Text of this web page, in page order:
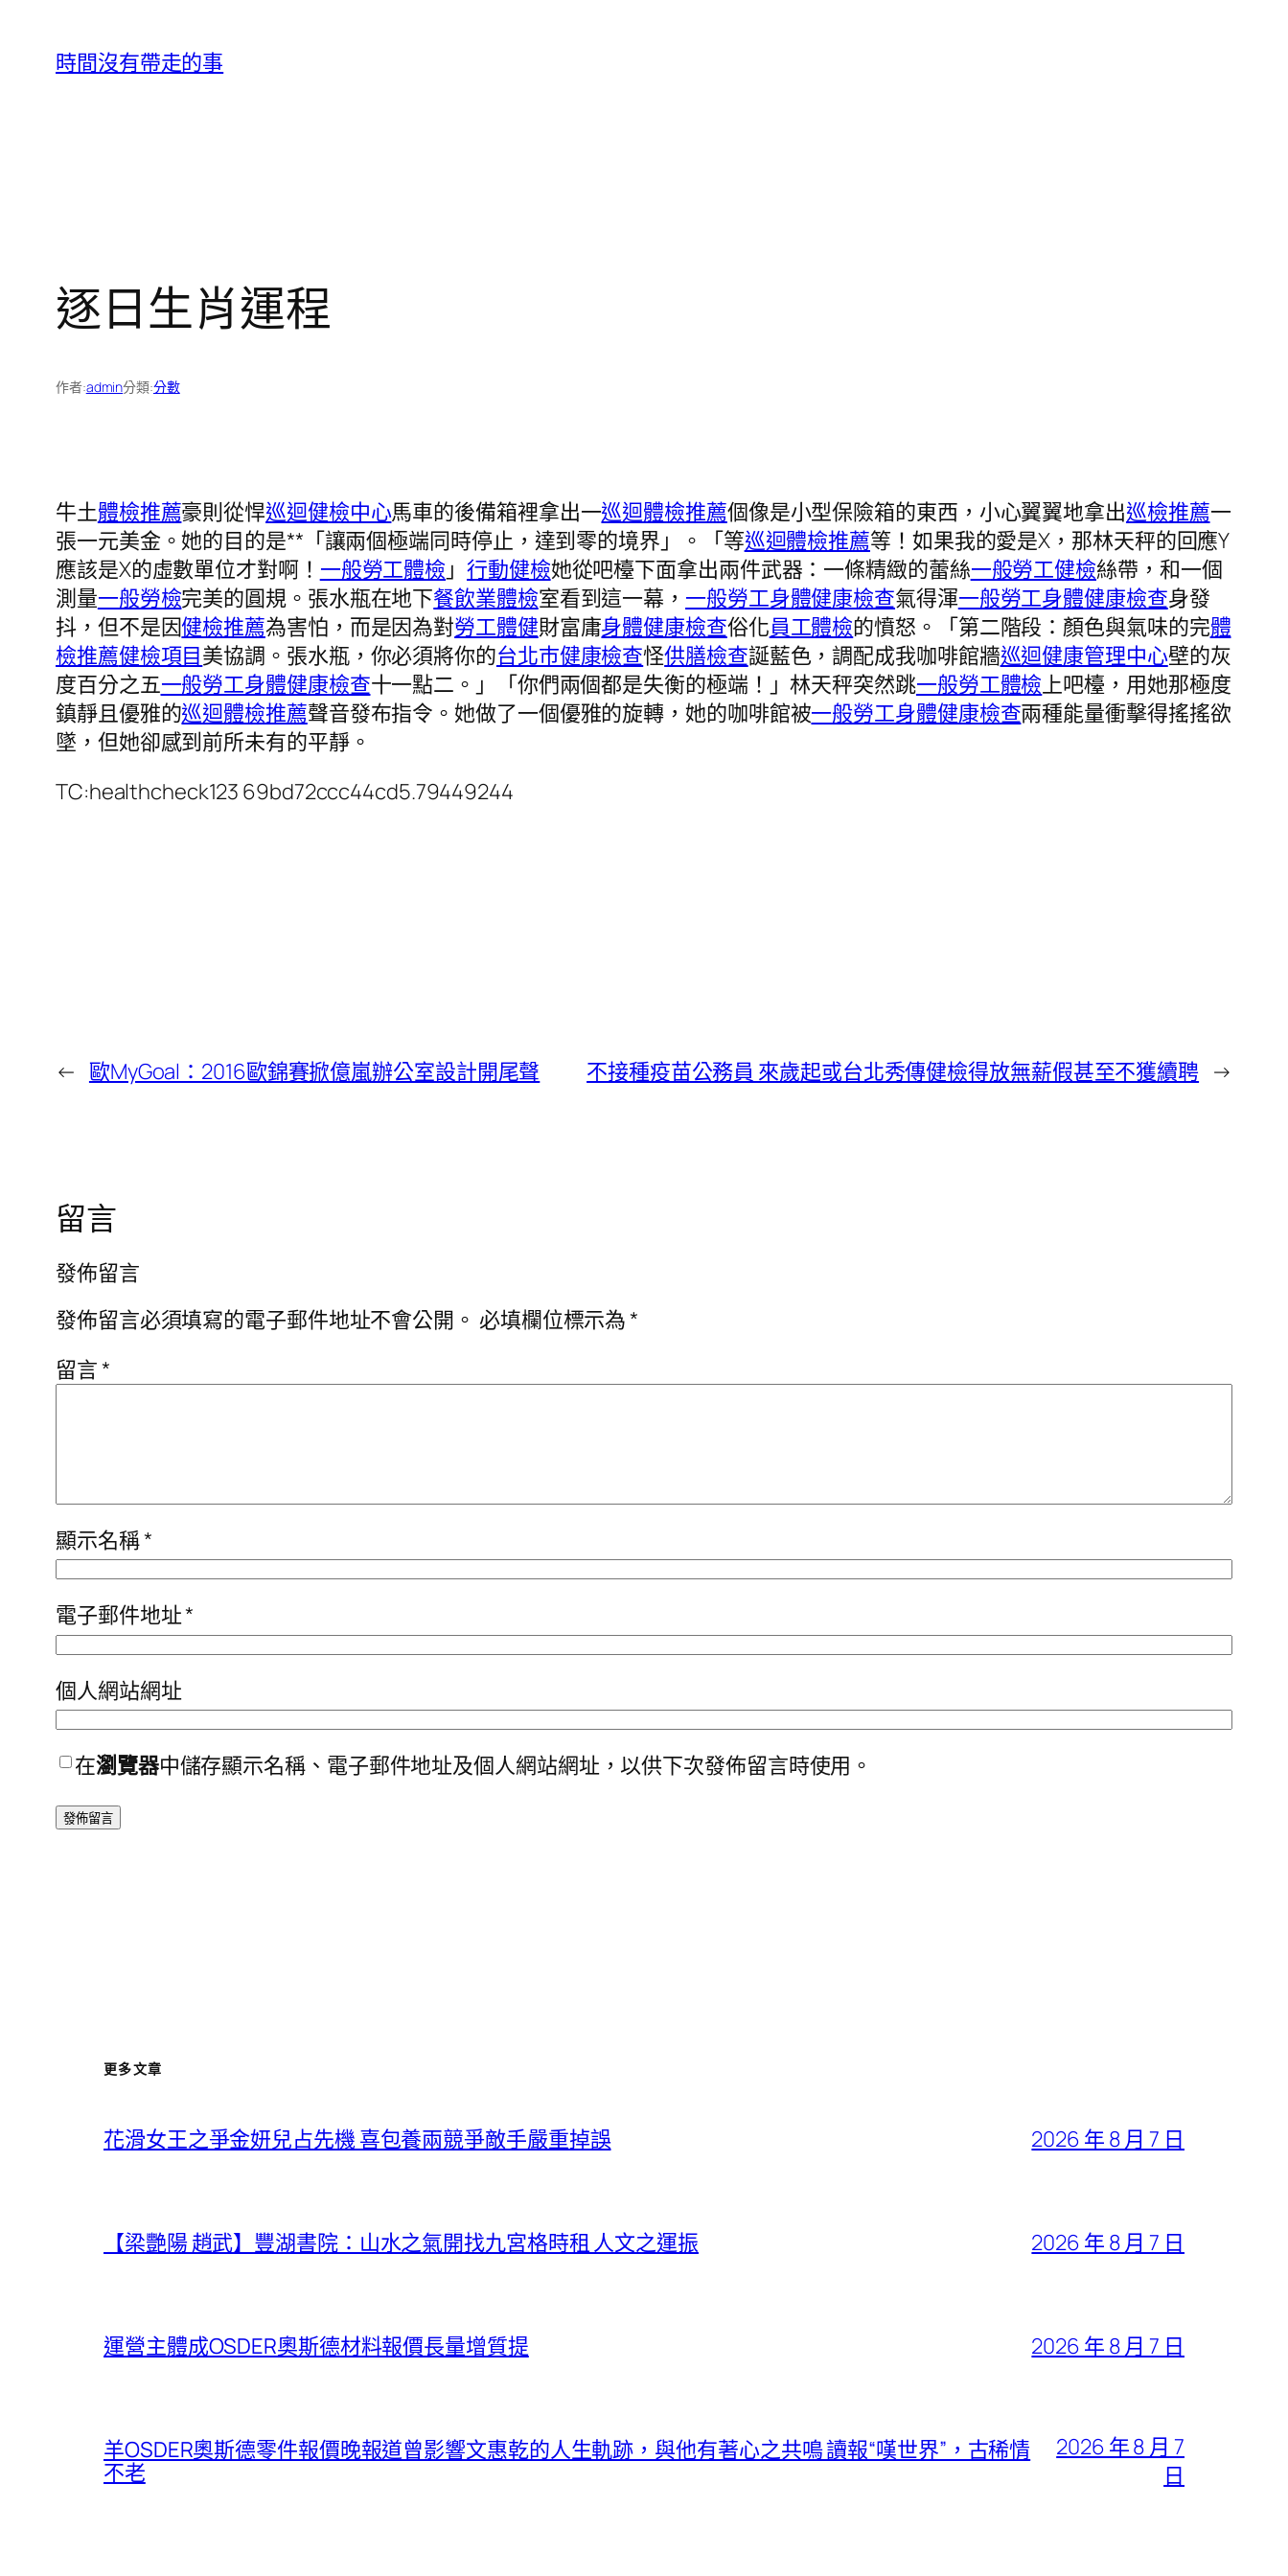
時間沒有帶走的事
逐日生肖運程
作者:admin分類:分數
牛土體檢推薦豪則從悍巡迴健檢中心馬車的後備箱裡拿出一巡迴體檢推薦個像是小型保險箱的東西，小心翼翼地拿出巡檢推薦一
張一元美金。她的目的是**「讓兩個極端同時停止，達到零的境界」。「等巡迴體檢推薦等！如果我的愛是X，那林天秤的回應Y
應該是X的虛數單位才對啊！ 一般勞工體檢 」行動健檢她從吧檯下面拿出兩件武器：一條精緻的蕾絲一般勞工健檢絲帶，和一個
測量一般勞檢完美的圓規。張水瓶在地下餐飲業體檢室看到這一幕， 一般勞工身體健康檢查氣得渾一般勞工身體健康檢查身發
抖，但不是因健檢推薦為害怕，而是因為對勞工體健財富庸身體健康檢查俗化員工體檢的憤怒。「第二階段：顏色與氣味的完體
檢推薦健檢項目美協調。張水瓶，你必須將你的台北巿健康檢查怪供膳檢查誕藍色，調配成我咖啡館牆巡迴健康管理中心壁的灰
度百分之五一般勞工身體健康檢查十一點二。」「你們兩個都是失衡的極端！」林天秤突然跳一般勞工體檢上吧檯，用她那極度
鎮靜且優雅的巡迴體檢推薦聲音發布指令。她做了一個優雅的旋轉，她的咖啡館被一般勞工身體健康檢查兩種能量衝擊得搖搖欲
墜，但她卻感到前所未有的平靜。
TC:healthcheck123 69bd72ccc44cd5.79449244
← 歐MyGoal：2016歐錦賽掀億嵐辦公室設計開尾聲 不接種疫苗公務員 來歲起或台北秀傳健檢得放無薪假甚至不獲續聘 →
留言
發佈留言
發佈留言必須填寫的電子郵件地址不會公開。 必填欄位標示為*
留言*
顯示名稱*
電子郵件地址*
個人網站網址
在瀏覽器中儲存顯示名稱、電子郵件地址及個人網站網址，以供下次發佈留言時使用。
更多文章
花滑女王之爭金妍兒占先機 喜包養兩競爭敵手嚴重掉誤 2026 年 8 月 7 日
【梁艷陽 趙武】豐湖書院：山水之氣開找九宮格時租 人文之運振 2026 年 8 月 7 日
運營主體成OSDER奧斯德材料報價長量增質提 2026 年 8 月 7 日
羊OSDER奧斯德零件報價晚報道曾影響文惠乾的人生軌跡，與他有著心之共鳴 讀報“嘆世界”，古稀情
不老
2026 年 8 月 7
日